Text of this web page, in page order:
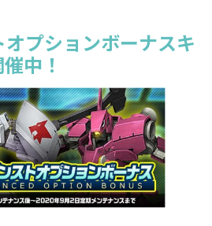
オプションボーナスキ
中！